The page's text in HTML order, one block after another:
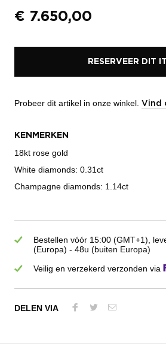
€ 7.650,00
RESERVEER DIT
Probeer dit artikel in onze winkel. Vind
KENMERKEN
18kt rose gold
White diamonds: 0.31ct
Champagne diamonds: 1.14ct
Bestellen vóór 15:00 (GMT+1),
(Europa) - 48u (buiten Europa)
Veilig en verzekerd verzonden via
DELEN VIA